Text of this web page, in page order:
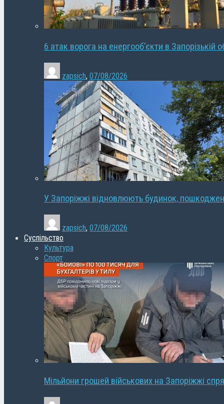
6 атак ворога на енергооб’єкти в Запорізькій
zapsich, 07/08/2026
У Запоріжжі відновлюють будинок,
zapsich, 07/08/2026
Суспільство
Культура
Спорт
Мільйони грошей військових на Запоріжжі